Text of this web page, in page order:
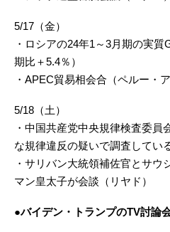
5/17（金）
・ロシアの24年1～3月期の実
期比＋5.4％）
・APEC貿易相会合（ペルー・
5/18（土）
・中国共産党中央規律検査委
な規律違反の疑いで調査してい
・サリバン大統領補佐官とサ
マン皇太子が会談（リヤド）
●バイデン・トランプのTV討論